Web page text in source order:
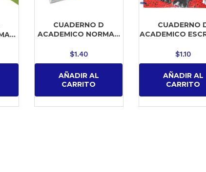
CUADERNO D
ACADEMICO NORMA...
$1.40
AÑADIR AL
CARRITO
CUADERNO
ACADEMICO
$1.10
AÑADIR AL
CARRITO